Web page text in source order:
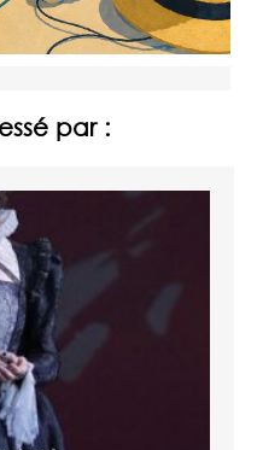
par :